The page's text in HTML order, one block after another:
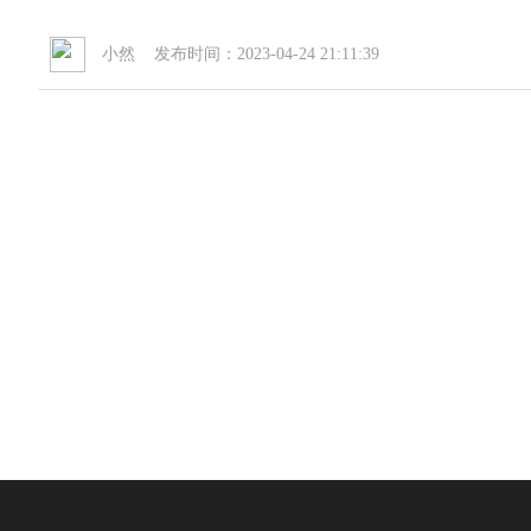
小然 发布时间：2023-04-24 21:11:39